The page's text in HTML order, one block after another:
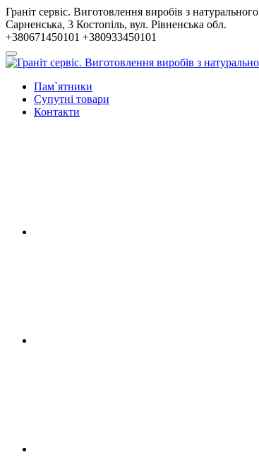
Гранiт сервiс. Виготовлення виробів з
Сарненська, 3 Костопiль, вул. Рiвненська обл.
+380671450101 +380933450101
Пам`ятники
Супутні товари
Контакти